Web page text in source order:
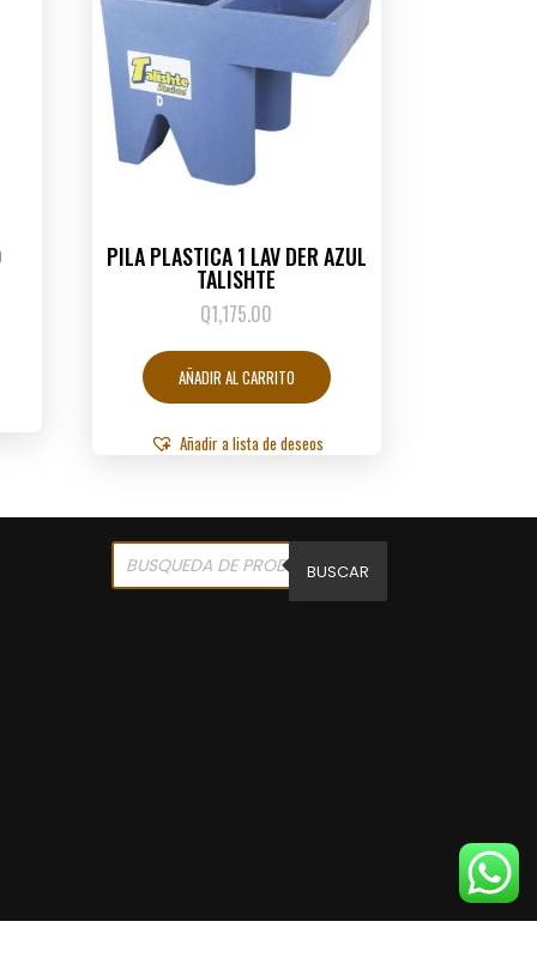
PILA PLASTICA 1 LAV DER AZUL
TALISHTE
Q1,175.00
AÑADIR AL CARRITO
Añadir a lista de deseos
Products
search BUSCAR